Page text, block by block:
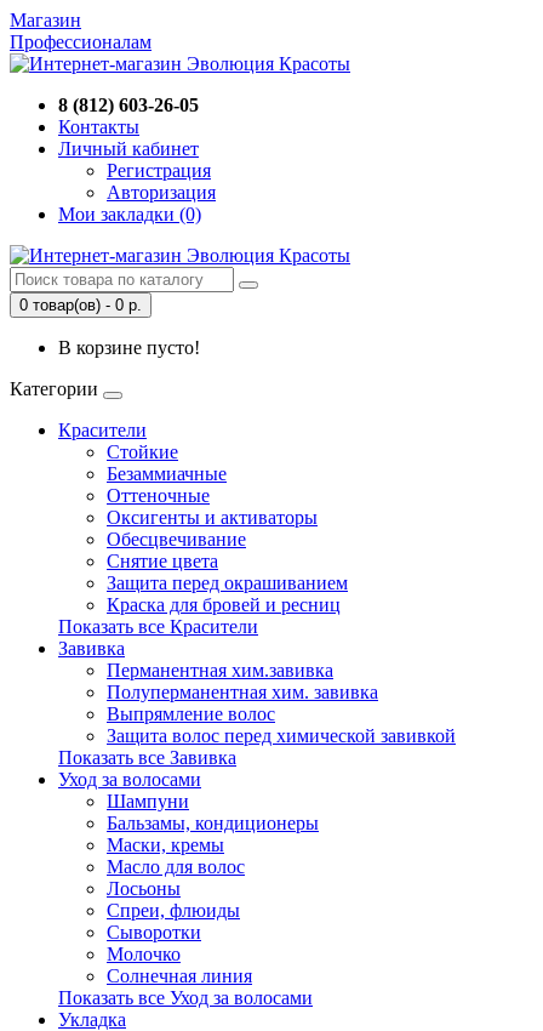
Магазин
Профессионалам
8 (812) 603-26-05
Контакты
Личный кабинет
Регистрация
Авторизация
Мои закладки (0)
0 товар(ов) - 0 р.
В корзине пусто!
Категории
Красители
Стойкие
Безаммиачные
Оттеночные
Оксигенты и активаторы
Обесцвечивание
Снятие цвета
Защита перед окрашиванием
Краска для бровей и ресниц
Показать все Красители
Завивка
Перманентная хим.завивка
Полуперманентная хим. завивка
Выпрямление волос
Защита волос перед химической завивкой
Показать все Завивка
Уход за волосами
Шампуни
Бальзамы, кондиционеры
Маски, кремы
Масло для волос
Лосьоны
Спреи, флюиды
Сыворотки
Молочко
Солнечная линия
Показать все Уход за волосами
Укладка